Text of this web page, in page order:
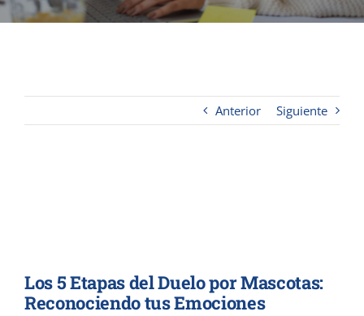
Anterior Siguiente
Los 5 Etapas del Duelo por Mascotas:
Reconociendo tus Emociones